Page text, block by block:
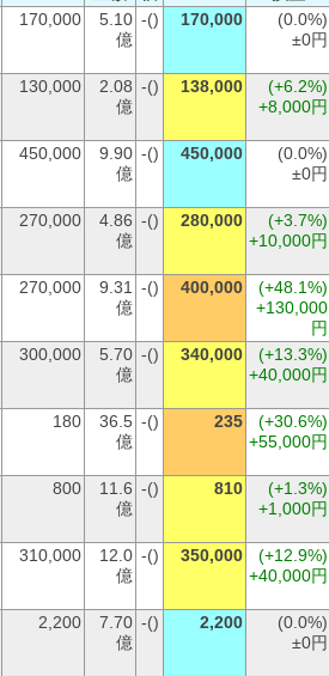
170,000
5.10
億
-() 170,000
(0.0%)
±0円
130,000
2.08
億
-() 138,000
(+6.2%)
+8,000円
450,000
9.90
億
-() 450,000
(0.0%)
±0円
270,000
4.86
億
-() 280,000
(+3.7%)
+10,000円
270,000
9.31
億
-() 400,000
(+48.1%)
+130,000
円
300,000
5.70
億
-() 340,000
(+13.3%)
+40,000円
180
36.5
億
-() 235
(+30.6%)
+55,000円
800
11.6
億
-() 810
(+1.3%)
+1,000円
310,000
12.0
億
-() 350,000
(+12.9%)
+40,000円
2,200
7.70
億
-() 2,200
(0.0%)
±0円